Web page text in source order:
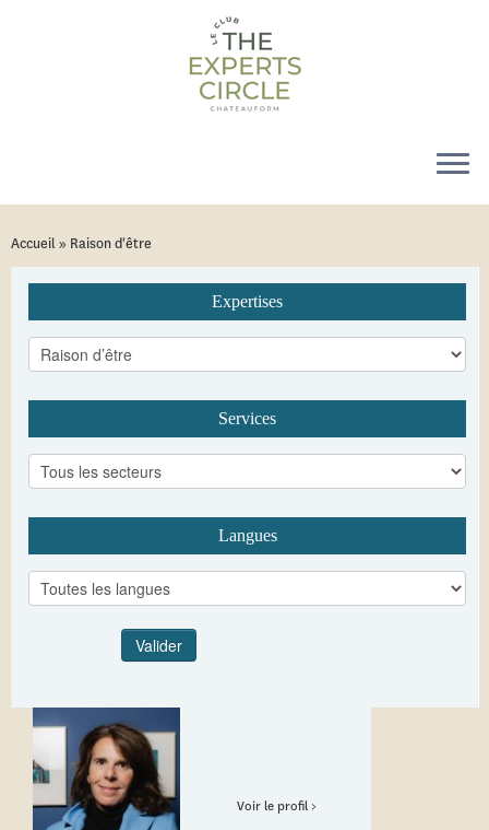
Accueil» Raison d'être
Expertises
Services
Langues
Voir le profil >